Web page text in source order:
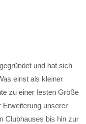
und hat sich
einst als kleiner
zu einer festen Größe
Erweiterung unserer
Clubhauses bis hin zur